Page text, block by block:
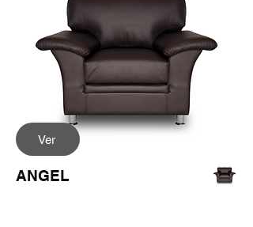
Ver
ANGEL